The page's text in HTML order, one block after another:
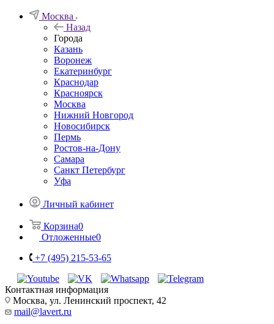
Москва
Назад
Города
Казань
Воронеж
Екатеринбург
Краснодар
Красноярск
Москва
Нижний Новгород
Новосибирск
Пермь
Ростов-на-Дону
Самара
Санкт Петербург
Уфа
Личный кабинет
Корзина0
Отложенные0
+7 (495) 215-53-65
Контактная информация
Москва, ул. Ленинский проспект, 42
mail@lavert.ru